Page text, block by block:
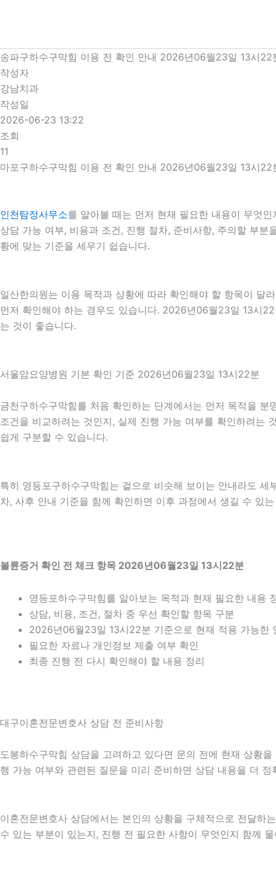
로
건
너
뛰
기
송파구하수구막힘 이용 전 확인 안내 2026년06월23일 13시22
작성자
강남치과
작성일
2026-06-23 13:22
조회
11
마포구하수구막힘 이용 전 확인 안내 2026년06월23일 13시22
인천탐정사무소를 알아볼 때는 먼저 현재 필요한 내용이 무엇
상담 가능 여부, 비용과 조건, 진행 절차, 준비사항, 주의할 부
황에 맞는 기준을 세우기 쉽습니다.
일산한의원는 이용 목적과 상황에 따라 확인해야 할 항목이 달
먼저 확인해야 하는 경우도 있습니다. 2026년06월23일 13시
는 것이 좋습니다.
서울암요양병원 기본 확인 기준 2026년06월23일 13시22분
금천구하수구막힘를 처음 확인하는 단계에서는 먼저 목적을
조건을 비교하려는 것인지, 실제 진행 가능 여부를 확인하려는
쉽게 구분할 수 있습니다.
특히 영등포구하수구막힘는 겉으로 비슷해 보이는 안내라도
차, 사후 안내 기준을 함께 확인하면 이후 과정에서 생길 수 있
불륜증거 확인 전 체크 항목 2026년06월23일 13시22분
영등포하수구막힘를 알아보는 목적과 현재 필요한 내용
상담, 비용, 조건, 절차 중 우선 확인할 항목 구분
2026년06월23일 13시22분 기준으로 현재 적용 가능한
필요한 자료나 개인정보 제출 여부 확인
최종 진행 전 다시 확인해야 할 내용 정리
대구이혼전문변호사 상담 전 준비사항
도봉하수구막힘 상담을 고려하고 있다면 문의 전에 현재 상황
행 가능 여부와 관련된 질문을 미리 준비하면 상담 내용을 더
이혼전문변호사 상담에서는 본인의 상황을 구체적으로 전달
수 있는 부분이 있는지, 진행 전 필요한 사항이 무엇인지 함께